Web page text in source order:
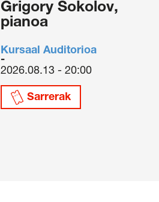
Grigory Sokolov,
pianoa
Kursaal Auditorioa
2026.08.13 - 20:00
Sarrerak